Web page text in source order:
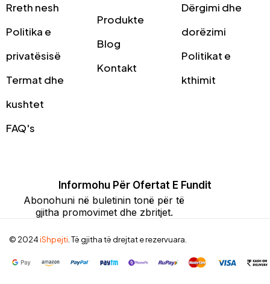
Rreth nesh
Politika e
privatësisë
Termat dhe
kushtet
FAQ's
Produkte
Blog
Kontakt
Dërgimi dhe
dorëzimi
Politikat e
kthimit
Informohu Për Ofertat E Fundit
Abonohuni në buletinin tonë për të
gjitha promovimet dhe zbritjet.
© 2024iShpejti. Të gjitha të drejtat e rezervuara.